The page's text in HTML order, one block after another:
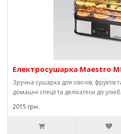
Електросушарка Maestro
Зручна сушарка для овочів, фруктів
домашні спеції та делікатеси до
2015 грн.